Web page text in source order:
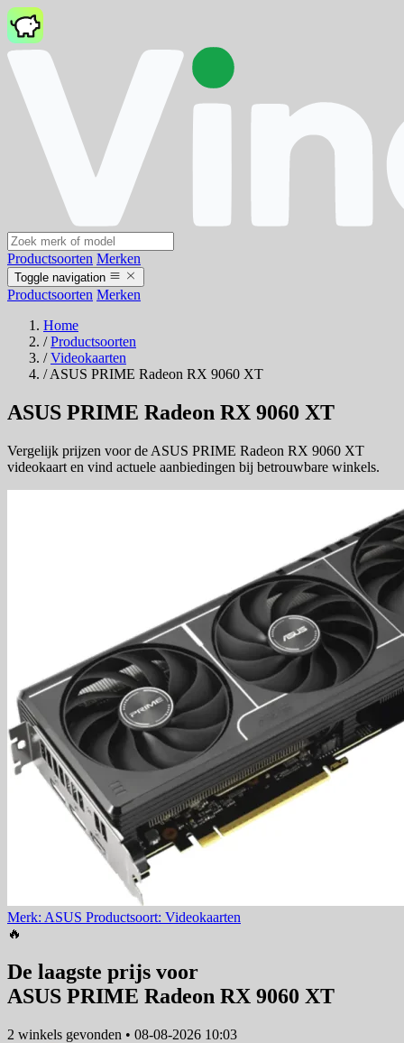
Productsoorten Merken
Toggle navigation
Productsoorten Merken
Home
/ Productsoorten
/ Videokaarten
/ ASUS PRIME Radeon RX 9060 XT
ASUS PRIME Radeon RX 9060 XT
Vergelijk prijzen voor de ASUS PRIME Radeon RX 9060 XT
videokaart en vind actuele aanbiedingen bij betrouwbare winkels.
Merk: ASUS Productsoort: Videokaarten
🔥
De laagste prijs voor
ASUS PRIME Radeon RX 9060 XT
2 winkels gevonden • 08-08-2026 10:03